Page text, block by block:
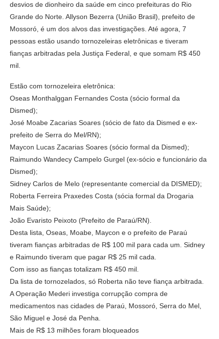
desvios de dionheiro da saúde em cinco prefeituras do Rio
Grande do Norte. Allyson Bezerra (União Brasil), prefeito de
Mossoró, é um dos alvos das investigações. Até agora, 7
pessoas estão usando tornozeleiras eletrônicas e tiveram
fianças arbitradas pela Justiça Federal, e que somam R$ 450
mil.
Estão com tornozeleira eletrônica:
Oseas Monthalggan Fernandes Costa (sócio formal da
Dismed);
José Moabe Zacarias Soares (sócio de fato da Dismed e ex-
prefeito de Serra do Mel/RN);
Maycon Lucas Zacarias Soares (sócio formal da Dismed);
Raimundo Wandecy Campelo Gurgel (ex-sócio e funcionário da
Dismed);
Sidney Carlos de Melo (representante comercial da DISMED);
Roberta Ferreira Praxedes Costa (sócia formal da Drogaria
Mais Saúde);
João Evaristo Peixoto (Prefeito de Paraú/RN).
Desta lista, Oseas, Moabe, Maycon e o prefeito de Paraú
tiveram fianças arbitradas de R$ 100 mil para cada um. Sidney
e Raimundo tiveram que pagar R$ 25 mil cada.
Com isso as fianças totalizam R$ 450 mil.
Da lista de tornozelados, só Roberta não teve fiança arbitrada.
A Operação Mederi investiga corrupção compra de
medicamentos nas cidades de Paraú, Mossoró, Serra do Mel,
São Miguel e José da Penha.
Mais de R$ 13 milhões foram bloqueados